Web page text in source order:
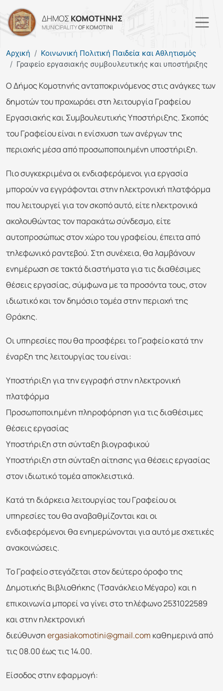
Παράκαμψη προς το
ΔΗΜΟΣΚΟΜΟΤΗΝΗΣ
MUNICIPALITYOF KOMOTINI
Αρχική
Κοινωνική Πολιτική Παιδεία και Αθλητισμός
Γραφείο εργασιακής συμβουλευτικής και υποστήριξης
Ο Δήμος Κομοτηνής ανταποκρινόμενος στις ανάγκες των
δημοτών του προχωράει στη λειτουργία Γραφείου
Εργασιακής και Συμβουλευτικής Υποστήριξης. Σκοπός
του Γραφείου είναι η ενίσχυση των ανέργων της
περιοχής μέσα από προσωποποιημένη υποστήριξη.
Πιο συγκεκριμένα οι ενδιαφερόμενοι για εργασία
μπορούν να εγγράφονται στην ηλεκτρονική πλατφόρμα
που λειτουργεί για τον σκοπό αυτό, είτε ηλεκτρονικά
ακολουθώντας τον παρακάτω σύνδεσμο, είτε
αυτοπροσώπως στον χώρο του γραφείου, έπειτα από
τηλεφωνικό ραντεβού. Στη συνέχεια, θα λαμβάνουν
ενημέρωση σε τακτά διαστήματα για τις διαθέσιμες
θέσεις εργασίας, σύμφωνα με τα προσόντα τους, στον
ιδιωτικό και τον δημόσιο τομέα στην περιοχή της
Θράκης.
Οι υπηρεσίες που θα προσφέρει το Γραφείο κατά την
έναρξη της λειτουργίας του είναι:
Υποστήριξη για την εγγραφή στην ηλεκτρονική
πλατφόρμα
Προσωποποιημένη πληροφόρηση για τις διαθέσιμες
θέσεις εργασίας
Υποστήριξη στη σύνταξη βιογραφικού
Υποστήριξη στη σύνταξη αίτησης για θέσεις εργασίας
στον ιδιωτικό τομέα αποκλειστικά.
Κατά τη διάρκεια λειτουργίας του Γραφείου οι
υπηρεσίες του θα αναβαθμίζονται και οι
ενδιαφερόμενοι θα ενημερώνονται για αυτό με σχετικές
ανακοινώσεις.
Το Γραφείο στεγάζεται στον δεύτερο όροφο της
Δημοτικής Βιβλιοθήκης (Τσανάκλειο Μέγαρο) και η
επικοινωνία μπορεί να γίνει στο τηλέφωνο 2531022589
και στην ηλεκτρονική
διεύθυνσηergasiakomotini@gmail.com καθημερινά από
τις 08.00 έως τις 14.00.
Είσοδος στην εφαρμογή: